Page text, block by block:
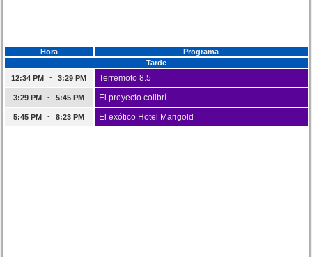
Hora
Programa
Tarde
12:34 PM
- 3:29 PM Terremoto 8.5
3:29 PM - 5:45 PM El proyecto colibrí
5:45 PM - 8:23 PM El exótico Hotel Marigold